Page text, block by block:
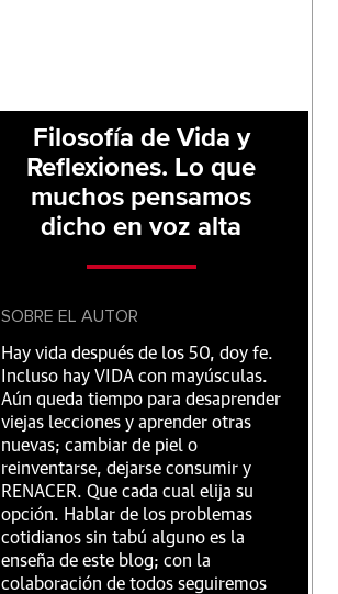
Filosofía de Vida y
Reflexiones. Lo que
muchos pensamos
dicho en voz alta
SOBRE EL AUTOR
Hay vida después de los 50, doy fe.
Incluso hay VIDA con mayúsculas.
Aún queda tiempo para desaprender
viejas lecciones y aprender otras
nuevas; cambiar de piel o
reinventarse, dejarse consumir y
RENACER. Que cada cual elija su
opción. Hablar de los problemas
cotidianos sin tabú alguno es la
enseña de este blog; con la
colaboración de todos seguiremos